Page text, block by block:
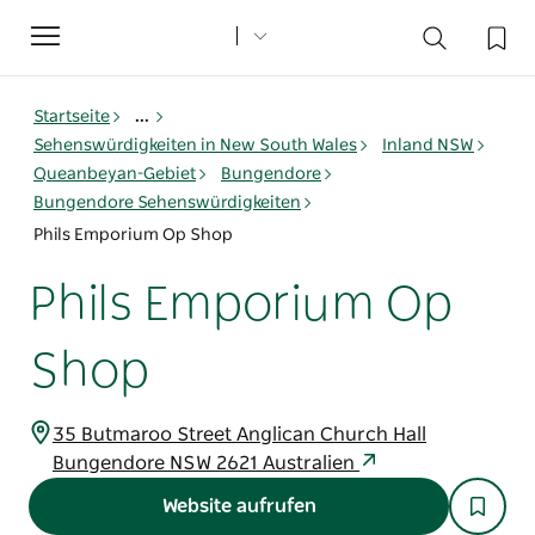
Toggle
navigation
Startseite
...
Sehenswürdigkeiten in New South Wales
Inland NSW
Queanbeyan-Gebiet
Bungendore
Bungendore Sehenswürdigkeiten
Phils Emporium Op Shop
Phils Emporium Op
Shop
35 Butmaroo Street Anglican Church Hall
Bungendore NSW 2621 Australien
Website aufrufen